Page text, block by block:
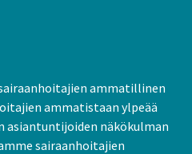
ammatillinen
ammatistaan ylpeää
näkökulman
sairaanhoitajien